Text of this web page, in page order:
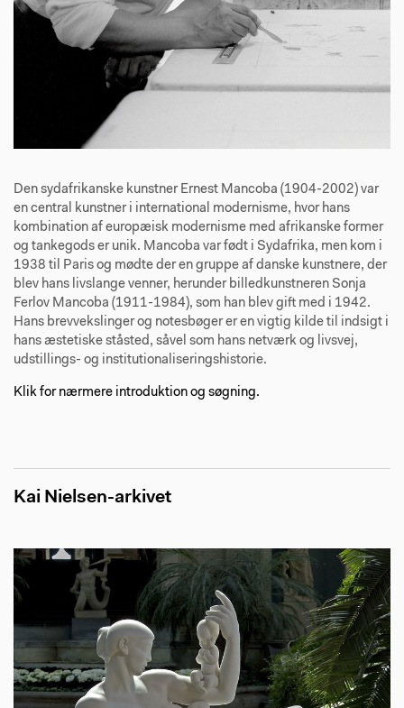
Den sydafrikanske kunstner Ernest Mancoba (1904-2002) var
en central kunstner i international modernisme, hvor hans
kombination af europæisk modernisme med afrikanske former
og tankegods er unik. Mancoba var født i Sydafrika, men kom i
1938 til Paris og mødte der en gruppe af danske kunstnere, der
blev hans livslange venner, herunder billedkunstneren Sonja
Ferlov Mancoba (1911-1984), som han blev gift med i 1942.
Hans brevvekslinger og notesbøger er en vigtig kilde til indsigt i
hans æstetiske ståsted, såvel som hans netværk og livsvej,
udstillings- og institutionaliseringshistorie.
Klik for nærmere introduktion og søgning.
Kai Nielsen-arkivet